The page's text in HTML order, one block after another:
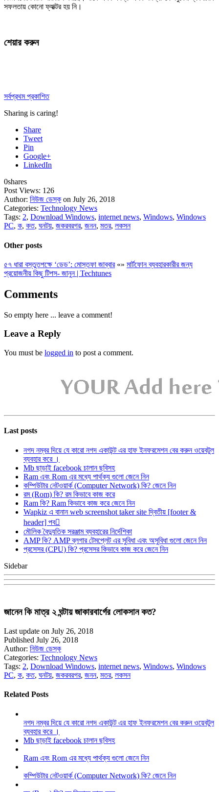
সফলতায় কোনো ফ্যাক্টর হয় নি।
শেয়ার করুন
সর্বপ্রথম প্রকাশিত
Sharing is caring!
Share
Tweet
Pin
Google+
LinkedIn
0shares
Post Views: 126
Author: নিউজ ডেস্ক on July 26, 2018
Categories: Technology News
Tags: 2, Download Windows, internet news, Windows, Windows
PC, ক, কত, ঘনটয়, জকরবরগর, জনন, মতর, লকসন
Other posts
৫৭ ধারা বস্তুতপক্ষে ‘ডেড’: মোস্তফা জাব্বার«» মার্টফোন ব্যবহারকারীর জন্য
প্রয়োজনীয় কিছু টিপস- জানুন | Techtunes
Comments
So empty here ... leave a comment!
Leave a Reply
You must be logged in to post a comment.
Last posts
নগদ নম্বর দিয়ে যে কারো নগদ একাউন্ট এর হাফ ইনফরমেশন বের করুন ওয়েবটুল
ব্যবহার করে ।
Mb ছাড়াই facebook চালান ছবিসহ
Ram এবং Rom এর মধ্যে পার্থক্য গুলো জেনে নিন
কম্পিউটার নেটওয়ার্ক (Computer Network) কি? জেনে নিন
রম (Rom) কি? রম কিভাবে কাজ করে
Ram কি? Ram কিভাবে কাজ করে জেনে নিন
Wapkiz এ বানান web screenshot taker site দ্বিতীয় [footer &
header] পব
মৌলিক বৈদ্যুতিক সরঞ্জাম ব্যবহারের নির্দেশিকা
AMP কি? AMP ব্লগার টেমপ্লেট এর সুবিধা এবং অসুবিধা গুলো জেনে নিন
প্রসেসর (CPU) কি? প্রসেসর কিভাবে কাজ করে জেনে নিন
Sidebar
জানেন কি মাত্র ২ ঘন্টায় জাকারবার্গের লোকসান কত?
Last update on July 26, 2018
Published July 26, 2018
Author: নিউজ ডেস্ক
Categories: Technology News
Tags: 2, Download Windows, internet news, Windows, Windows
PC, ক, কত, ঘনটয়, জকরবরগর, জনন, মতর, লকসন
Related Posts
নগদ নম্বর দিয়ে যে কারো নগদ একাউন্ট এর হাফ ইনফরমেশন বের করুন ওয়েবটুল
ব্যবহার করে ।
Mb ছাড়াই facebook চালান ছবিসহ
Ram এবং Rom এর মধ্যে পার্থক্য গুলো জেনে নিন
কম্পিউটার নেটওয়ার্ক (Computer Network) কি? জেনে নিন